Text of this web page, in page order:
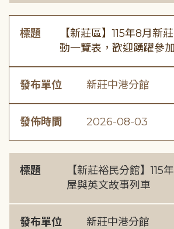
標題
【新莊區】115年8月新
動一覽表，歡迎踴躍參加
發布單位 新莊中港分館
發佈時間 2026-08-03
標題
【新莊裕民分館】115
屋與英文故事列車
發布單位 新莊中港分館